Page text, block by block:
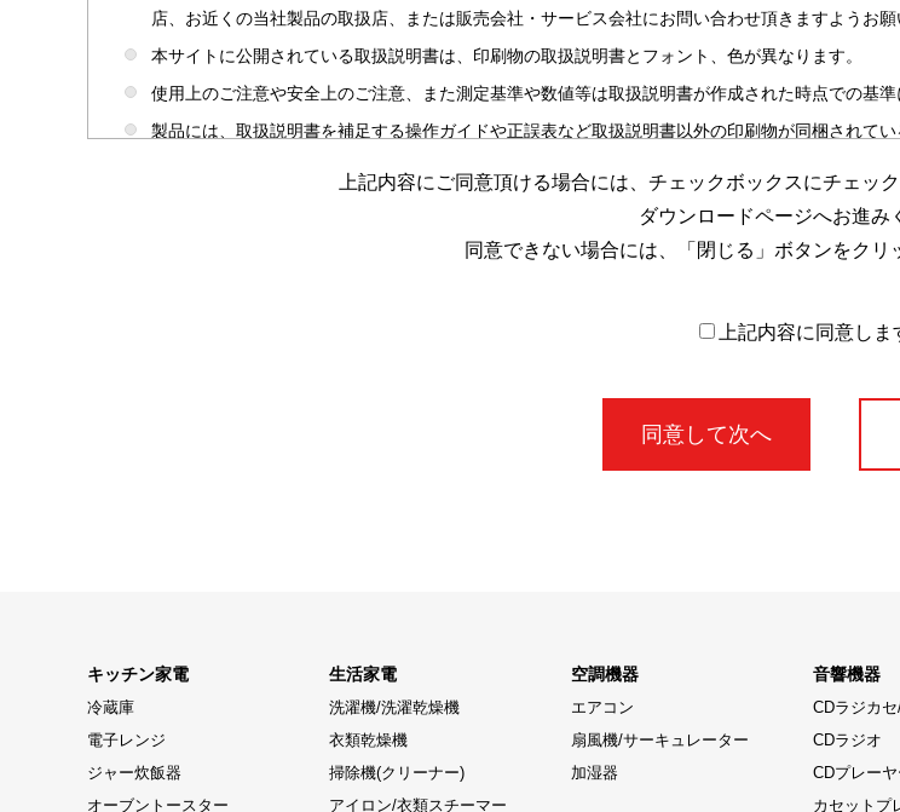
店、お近くの当社製品の取扱店、または販売会社・サービス会社にお問い合わせ頂きますようお願
本サイトに公開されている取扱説明書は、印刷物の取扱説明書とフォント、色が異なります。
使用上のご注意や安全上のご注意、また測定基準や数値等は取扱説明書が作成された時点での基
製品には、取扱説明書を補足する操作ガイドや正誤表など取扱説明書以外の印刷物が同梱されて
本サイトのサービスは予告なく中止または内容を変更する場合がございますのであらかじめご了
場合がありますのであらかじめご了承ください。
上記内容にご同意頂ける場合には、チェックボックスにチェッ
ダウンロードページへお進み
同意できない場合には、「閉じる」ボタンをクリ
上記内容に同意しま
キッチン家電
冷蔵庫
電子レンジ
ジャー炊飯器
オーブントースター
生活家電
洗濯機/洗濯乾燥機
衣類乾燥機
掃除機(クリーナー)
アイロン/衣類スチーマー
空調機器
エアコン
扇風機/サーキュレーター
加湿器
音響機器
CDラジカ
CDラジオ
CDプレーヤ
カセットプ